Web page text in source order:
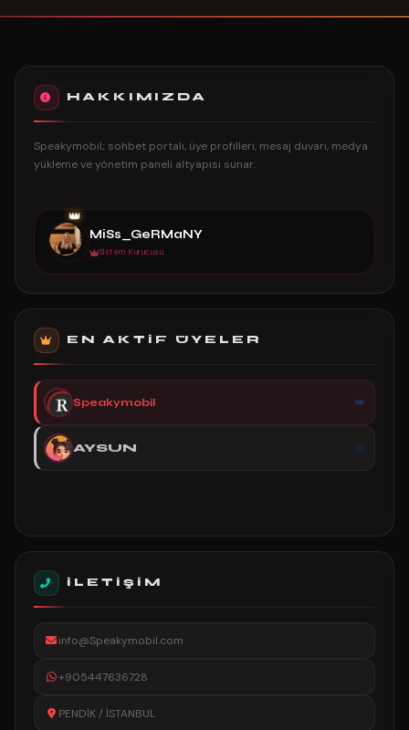
HAKKIMIZDA
Speakymobil; sohbet portalı, üye profilleri, mesaj duvarı, medya
yükleme ve yönetim paneli altyapısı sunar.
👑
MiSs_GeRMaNY
Sistem Kurucusu
EN AKTIF ÜYELER
Speakymobil
AYSUN
İLETIŞIM
info@Speakymobil.com
+905447636728
PENDİK / İSTANBUL